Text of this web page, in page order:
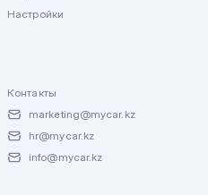
Настройки
Контакты
marketing@mycar.kz
hr@mycar.kz
info@mycar.kz